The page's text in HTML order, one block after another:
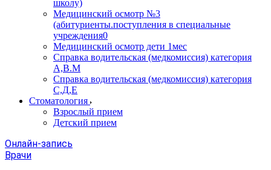
школу)
Медицинский осмотр №3
(абитуриенты.поступления в специальные
учреждения0
Медицинский осмотр дети 1мес
Справка водительская (медкомиссия) категория
А,В.М
Справка водительская (медкомиссия) категория
С,Д,Е
Стоматология
Взрослый прием
Детский прием
Онлайн-запись
Врачи